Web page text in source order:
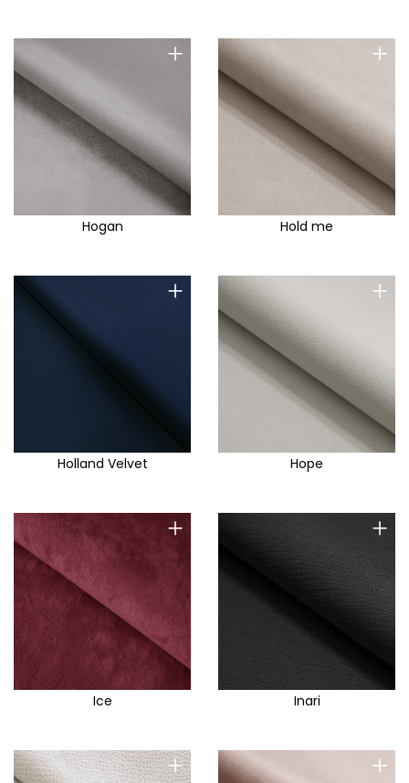
+
Hogan
+
Hold me
+
Holland Velvet
+
Hope
+
Ice
+
Inari
+ +